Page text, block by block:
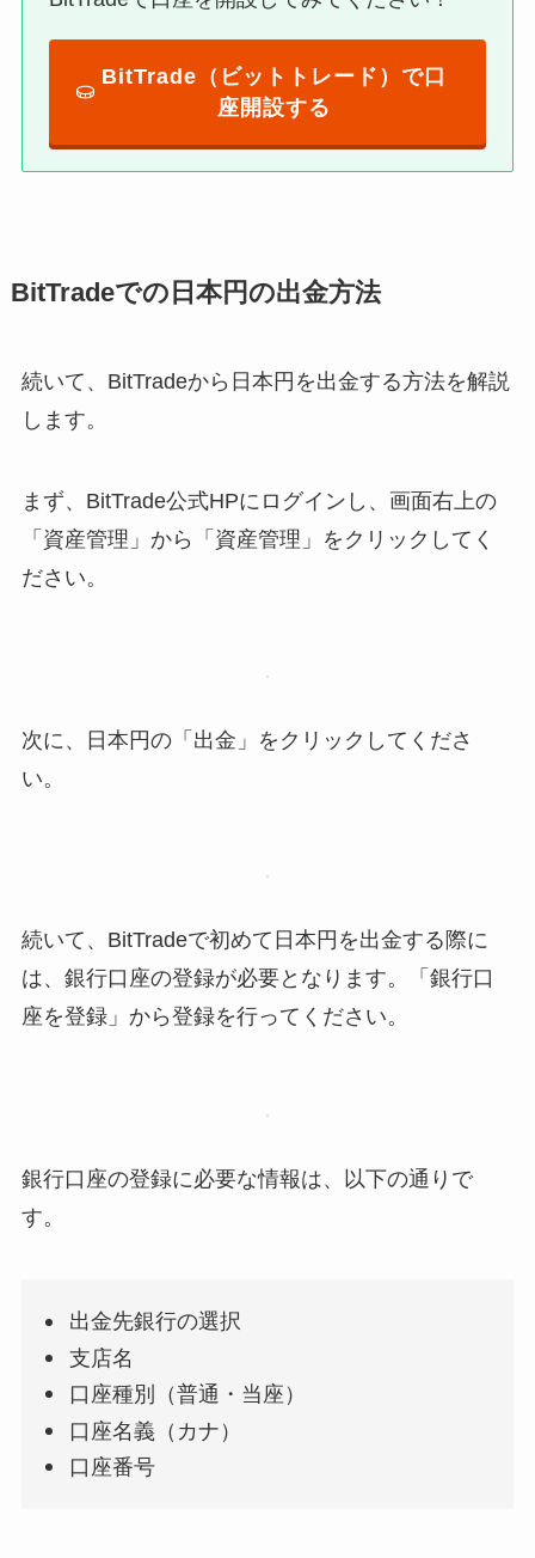
BitTrade（ビットトレード）で口
座開設する
BitTradeでの日本円の出金方法
続いて、BitTradeから日本円を出金する方法を解説
します。
まず、BitTrade公式HPにログインし、画面右上の
「資産管理」から「資産管理」をクリックしてく
ださい。
次に、日本円の「出金」をクリックしてくださ
い。
続いて、BitTradeで初めて日本円を出金する際に
は、銀行口座の登録が必要となります。「銀行口
座を登録」から登録を行ってください。
銀行口座の登録に必要な情報は、以下の通りで
す。
出金先銀行の選択
支店名
口座種別（普通・当座）
口座名義（カナ）
口座番号